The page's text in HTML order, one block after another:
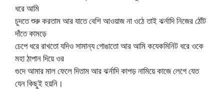
ধরে আমি
চুদতে শুরু করতাম আর যাতে বেশি আওয়াজ না ওঠে তাই ঝর্নাদি নিজের ঠোঁট
দাঁতে কামড়ে
চেপে ধরে রাখতো যদিও সামান্য গোঙাতো আর আমি কযেকমিনিট ধরে ওকে
মহা ঠাপান দিয়ে ওর
গুদে আমার মাল ফেলে দিতাম আর ঝর্নাদি কাপড় নামিয়ে কাজে লেগে যেত
যেন কিছুই হয়নি।